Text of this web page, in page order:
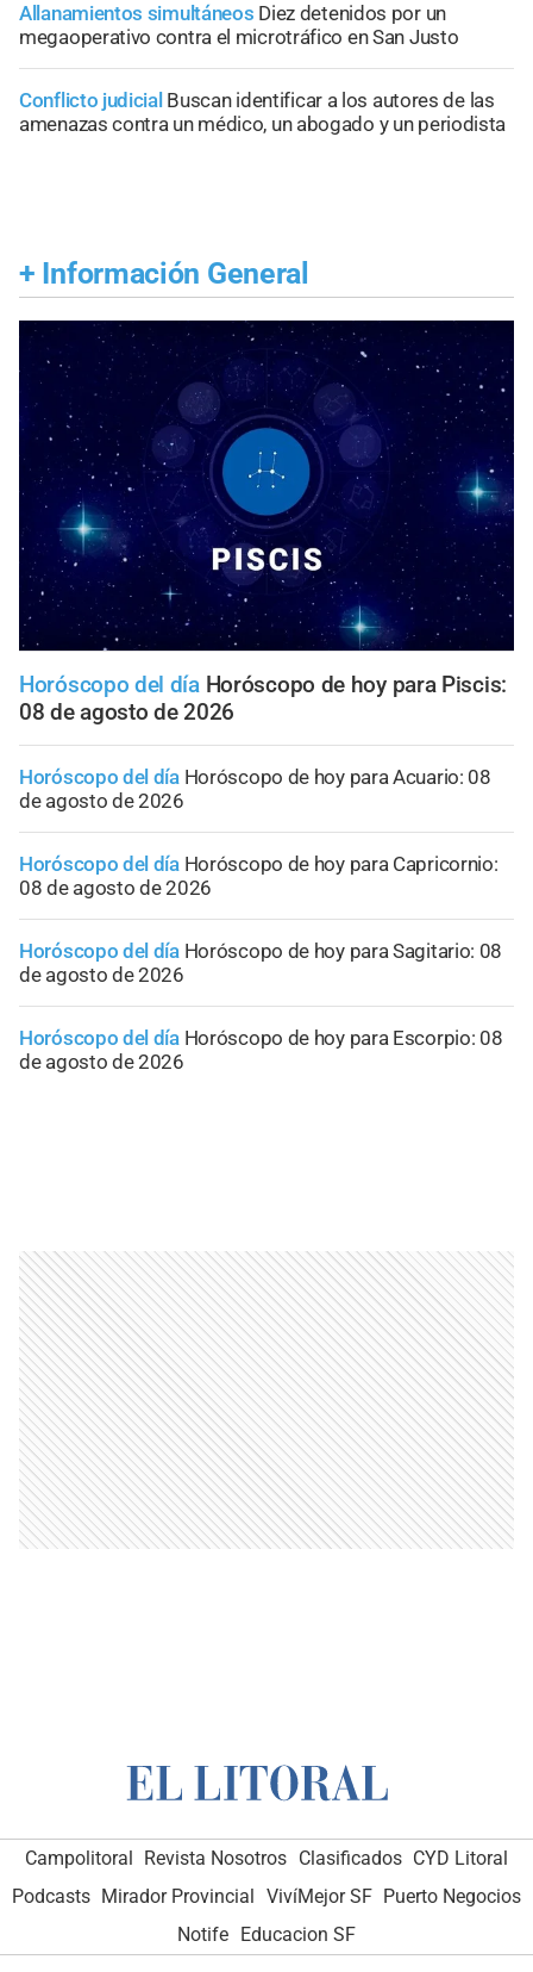
Allanamientos simultáneos Diez detenidos por un
megaoperativo contra el microtráfico en San Justo
Conflicto judicial Buscan identificar a los autores de las
amenazas contra un médico, un abogado y un periodista
+ Información General
Horóscopo del día Horóscopo de hoy para Piscis:
08 de agosto de 2026
Horóscopo del día Horóscopo de hoy para Acuario: 08
de agosto de 2026
Horóscopo del día Horóscopo de hoy para Capricornio:
08 de agosto de 2026
Horóscopo del día Horóscopo de hoy para Sagitario: 08
de agosto de 2026
Horóscopo del día Horóscopo de hoy para Escorpio: 08
de agosto de 2026
Campolitoral Revista Nosotros Clasificados CYD Litoral
Podcasts Mirador Provincial VivíMejor SF Puerto Negocios
Notife Educacion SF